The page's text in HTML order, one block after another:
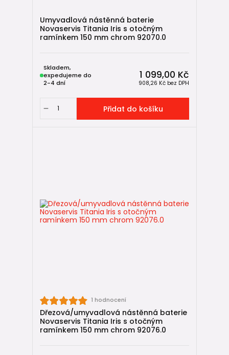
Umyvadlová nástěnná baterie
Novaservis Titania Iris s otočným
ramínkem 150 mm chrom 92070.0
1 099,00 Kč
908,26 Kč bez DPH
Skladem,
expedujeme do
2-4 dní
Přidat do košíku
1 hodnocení
Dřezová/umyvadlová nástěnná baterie
Novaservis Titania Iris s otočným
ramínkem 150 mm chrom 92076.0